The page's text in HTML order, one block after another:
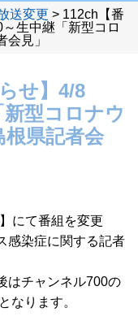
送変更 > 112ch【番
生中継「新型コロ
見」
せ】4/8
新型コロナウ
県記者会
にて番組を変更
感染症に関する記者
はチャンネル700の
なります。